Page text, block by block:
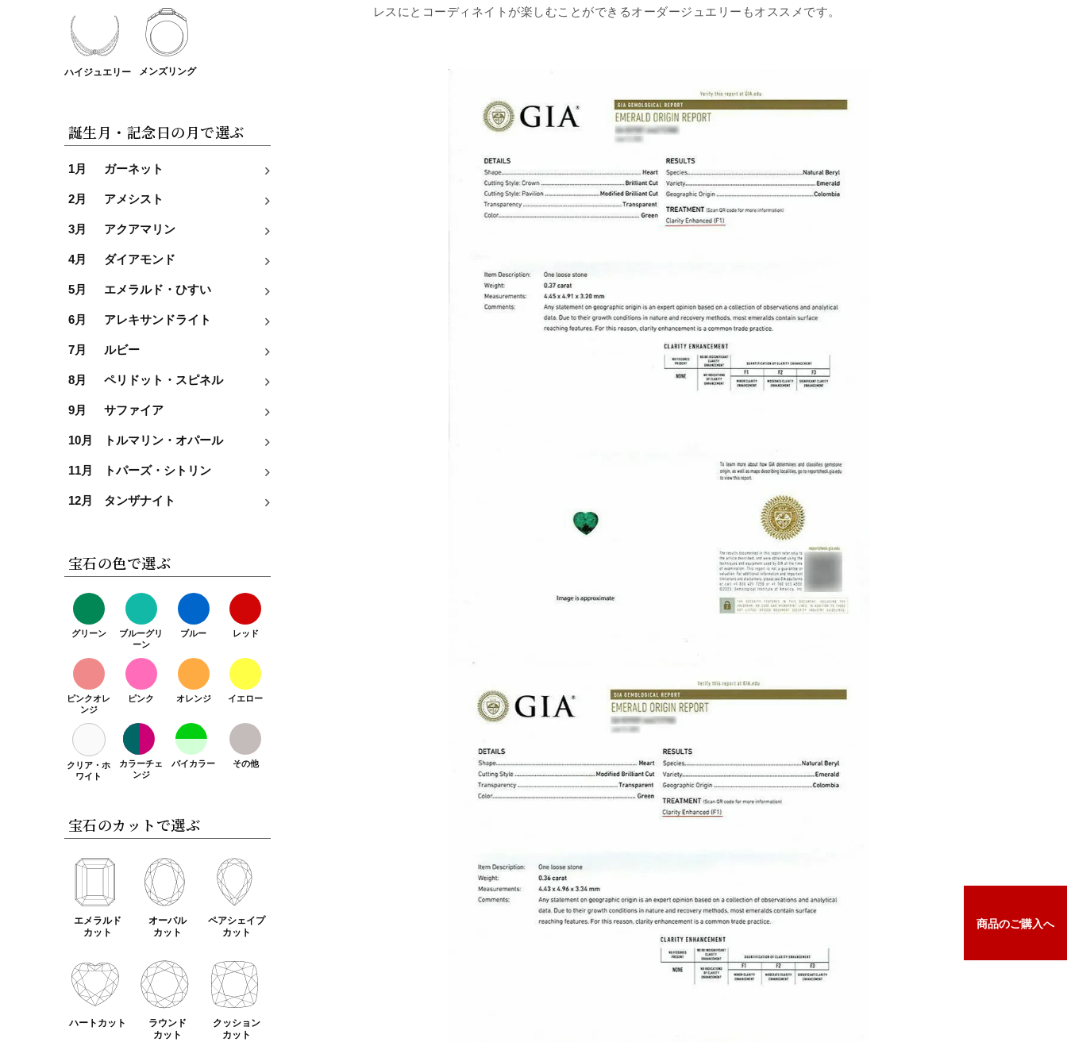
ハイジュエリー メンズリング
誕生月・記念日の月で選ぶ
1月 ガーネット
2月 アメシスト
3月 アクアマリン
4月 ダイアモンド
5月 エメラルド・ひすい
6月 アレキサンドライト
7月 ルビー
8月 ペリドット・スピネル
9月 サファイア
10月 トルマリン・オパール
11月 トパーズ・シトリン
12月 タンザナイト
宝石の色で選ぶ
グリーン
ブルーグリ
ーン
ブルー レッド
ピンクオレ
ンジ
ピンク オレンジ イエロー
クリア・ホ
ワイト
カラーチェ
ンジ
バイカラー その他
宝石のカットで選ぶ
エメラルド
カット
オーバル
カット
ペアシェイプ
カット
ハートカット
ラウンド
カット
クッション
カット
レスにとコーディネイトが楽しむことができるオーダージュエリーもオススメです。
商品のご購入へ